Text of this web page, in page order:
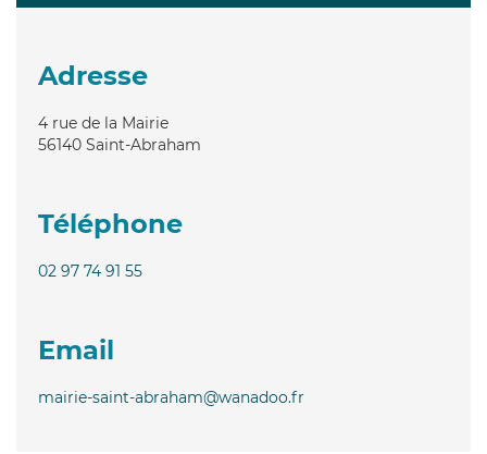
Adresse
4 rue de la Mairie
56140 Saint-Abraham
Téléphone
02 97 74 91 55
Email
mairie-saint-abraham@wanadoo.fr